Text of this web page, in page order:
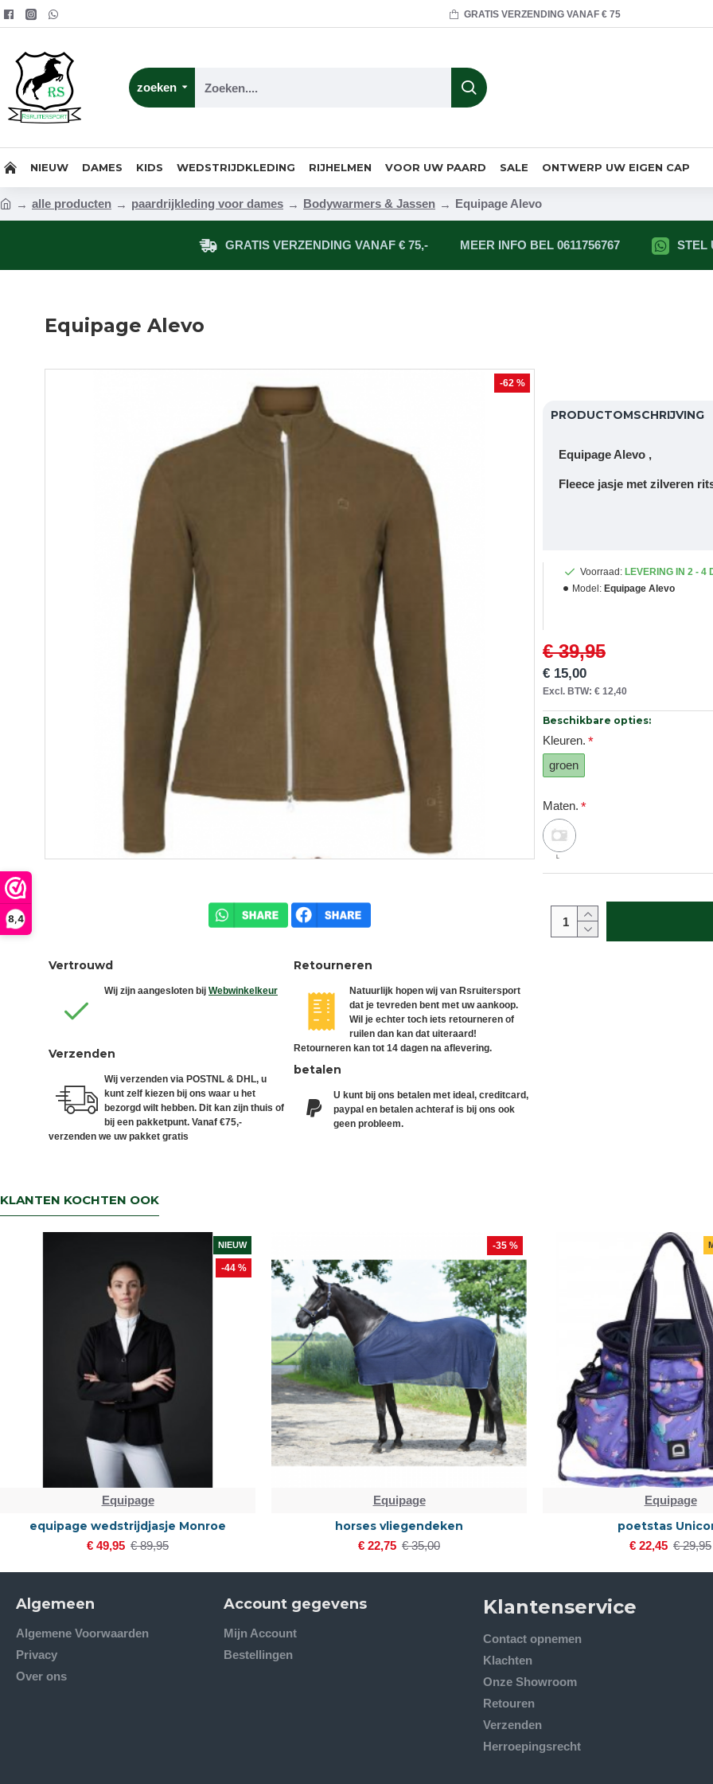
8,4
GRATIS VERZENDING VANAF € 75
zoeken
NIEUW DAMES KIDS WEDSTRIJDKLEDING RIJHELMEN VOOR UW PAARD SALE ONTWERP UW EIGEN CAP
alle producten paardrijkleding voor dames Bodywarmers & Jassen Equipage Alevo
GRATIS VERZENDING VANAF € 75,- MEER INFO BEL 0611756767 STEL
Equipage Alevo
-62 %
Vertrouwd
Wij zijn aangesloten bij Webwinkelkeur
Verzenden
Wij verzenden via POSTNL & DHL, u
kunt zelf kiezen bij ons waar u het
bezorgd wilt hebben. Dit kan zijn thuis of
bij een pakketpunt. Vanaf €75,-
verzenden we uw pakket gratis
Retourneren
Natuurlijk hopen wij van Rsruitersport
dat je tevreden bent met uw aankoop.
Wil je echter toch iets retourneren of
ruilen dan kan dat uiteraard!
Retourneren kan tot 14 dagen na aflevering.
betalen
U kunt bij ons betalen met ideal, creditcard,
paypal en betalen achteraf is bij ons ook
geen probleem.
PRODUCTOMSCHRIJVING
Equipage Alevo ,
Fleece jasje met zilveren
Voorraad: LEVERING IN 2 - 4
Model: Equipage Alevo
€ 15,00
€ 39,95
Excl. BTW: € 12,40
Beschikbare opties:
Kleuren.
groen
Maten.
L
KLANTEN KOCHTEN OOK
NIEUW
-44 %
Equipage
equipage wedstrijdjasje Monroe
€ 49,95 € 89,95
-35 %
Equipage
horses vliegendeken
€ 22,75 € 35,00
Equipage
poetstas
€ 22,45 € 29,95
Algemeen
Algemene Voorwaarden
Privacy
Over ons
Account gegevens
Mijn Account
Bestellingen
Klantenservice
Contact opnemen
Klachten
Onze Showroom
Retouren
Verzenden
Herroepingsrecht